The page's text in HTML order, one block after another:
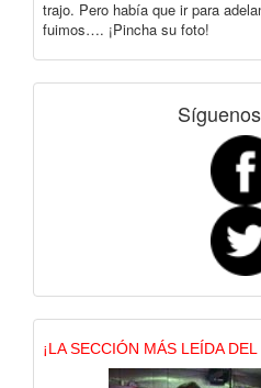
trajo. Pero había que ir para
fuimos…. ¡Pincha su foto!
¡LA SECCIÓN MÁS LEÍDA